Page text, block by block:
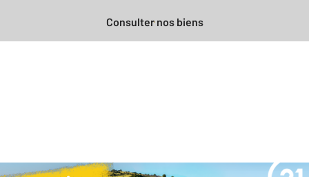
Consulter nos biens